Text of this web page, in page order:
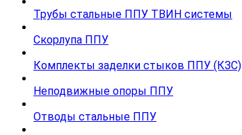
Трубы стальные ППУ ТВИН системы
Скорлупа ППУ
Комплекты заделки стыков ППУ (КЗС)
Неподвижные опоры ППУ
Отводы стальные ППУ